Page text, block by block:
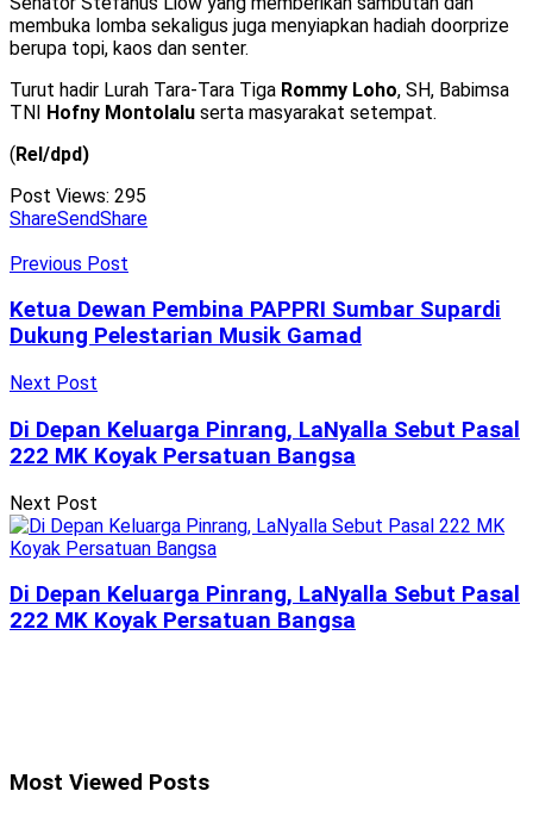
membuka lomba sekaligus juga menyiapkan hadiah doorprize
berupa topi, kaos dan senter.
Turut hadir Lurah Tara-Tara Tiga Rommy Loho, SH, Babimsa
TNI Hofny Montolalu serta masyarakat setempat.
(Rel/dpd)
Post Views: 295
ShareSendShare
Previous Post
Ketua Dewan Pembina PAPPRI Sumbar Supardi
Dukung Pelestarian Musik Gamad
Next Post
Di Depan Keluarga Pinrang, LaNyalla Sebut Pasal
222 MK Koyak Persatuan Bangsa
Next Post
Di Depan Keluarga Pinrang, LaNyalla Sebut Pasal
222 MK Koyak Persatuan Bangsa
Most Viewed Posts